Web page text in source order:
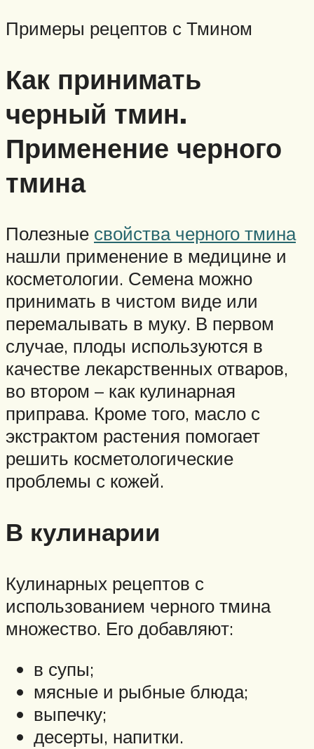
Примеры рецептов с Тмином
Как принимать
черный тмин.
Применение черного
тмина
Полезные свойства черного тмина
нашли применение в медицине и
косметологии. Семена можно
принимать в чистом виде или
перемалывать в муку. В первом
случае, плоды используются в
качестве лекарственных отваров,
во втором – как кулинарная
приправа. Кроме того, масло с
экстрактом растения помогает
решить косметологические
проблемы с кожей.
В кулинарии
Кулинарных рецептов с
использованием черного тмина
множество. Его добавляют:
в супы;
мясные и рыбные блюда;
выпечку;
десерты, напитки.